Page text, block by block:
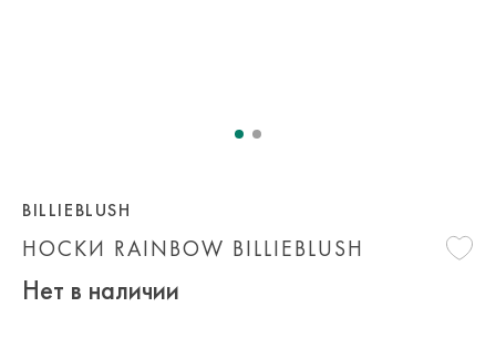
НОСКИ RAINBOW BILLIEBLUSH
BILLIEBLUSH
Нет в наличии